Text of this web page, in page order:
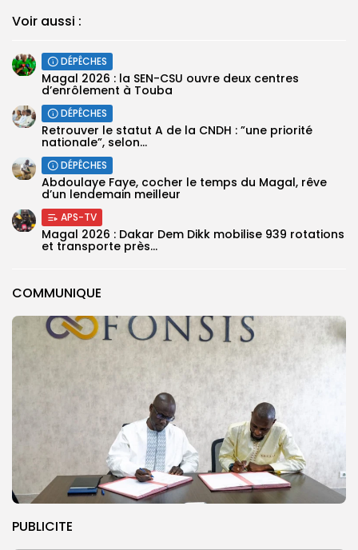
COMMUNIQUE
PUBLICITE
Voir aussi :
DÉPÊCHES
Magal 2026 : la SEN-CSU ouvre deux centres
d’enrôlement à Touba
DÉPÊCHES
Retrouver le statut A de la CNDH : ”une priorité
nationale”, selon...
DÉPÊCHES
Abdoulaye Faye, cocher le temps du Magal, rêve
d’un lendemain meilleur
APS-TV
Magal 2026 : Dakar Dem Dikk mobilise 939 rotations
et transporte près...